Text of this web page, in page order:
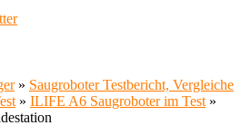
» Saugroboter Testbericht, Vergleiche
» ILIFE A6 Saugroboter im Test »